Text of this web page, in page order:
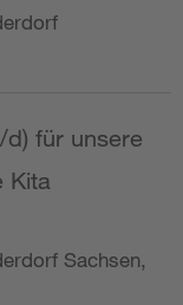
d) für unsere
Kita
Sachsen,